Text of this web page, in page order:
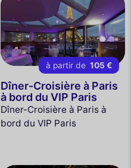
à partir de 105 €
Dîner-Croisière à Paris
à bord du VIP Paris
Dîner-Croisière à Paris à
bord du VIP Paris